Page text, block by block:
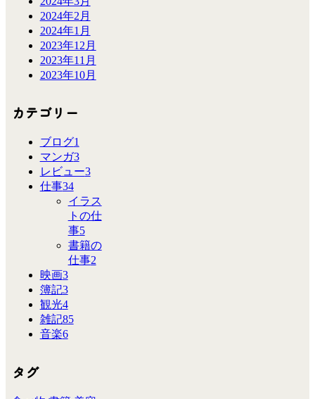
2024年2月
2024年1月
2023年12月
2023年11月
2023年10月
カテゴリー
ブログ1
マンガ3
レビュー3
仕事34
イラス
トの仕
事5
書籍の
仕事2
映画3
簿記3
観光4
雑記85
音楽6
タグ